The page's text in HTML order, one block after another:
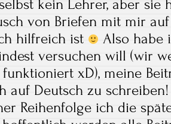
kein Lehrer, aber sie
von Briefen mit mir
hilfreich ist
Also habe
versuchen will (wir
xD), meine
auf Deutsch zu
Reihenfolge ich die